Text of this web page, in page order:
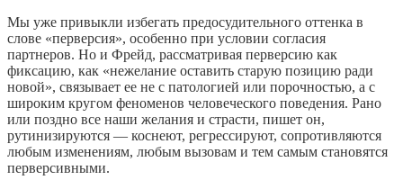
Мы уже привыкли избегать предосудительного оттенка в
слове «перверсия», особенно при условии согласия
партнеров. Но и Фрейд, рассматривая перверсию как
фиксацию, как «нежелание оставить старую позицию ради
новой», связывает ее не с патологией или порочностью, а с
широким кругом феноменов человеческого поведения. Рано
или поздно все наши желания и страсти, пишет он,
рутинизируются — коснеют, регрессируют, сопротивляются
любым изменениям, любым вызовам и тем самым становятся
перверсивными.